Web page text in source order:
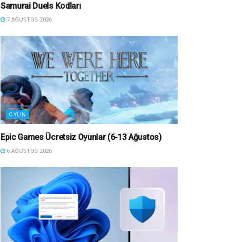
Samurai Duels Kodları
7 AĞUSTOS 2026
OYUN
Epic Games Ücretsiz Oyunlar (6-13 Ağustos)
6 AĞUSTOS 2026